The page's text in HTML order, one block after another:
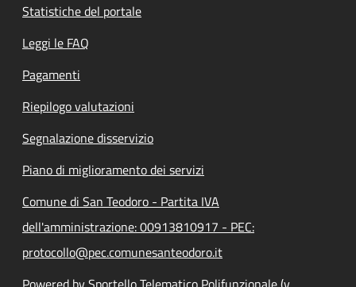
Statistiche del portale
Leggi le FAQ
Pagamenti
Riepilogo valutazioni
Segnalazione disservizio
Piano di miglioramento dei servizi
Comune di San Teodoro - Partita IVA
dell'amministrazione: 00913810917 - PEC:
protocollo@pec.comunesanteodoro.it